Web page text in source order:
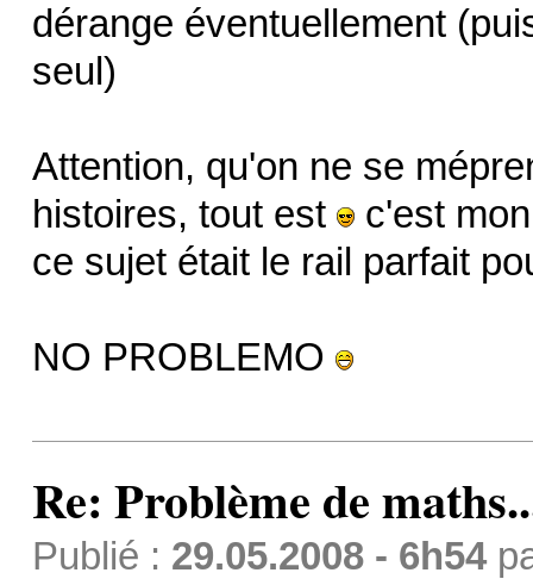
dérange éventuellement
seul)
Attention, qu'on ne se
histoires, tout est
c'est mon
ce sujet était le rail parfait
NO PROBLEMO
Re: Problème de
Publié : 29.05.2008 - 6h54